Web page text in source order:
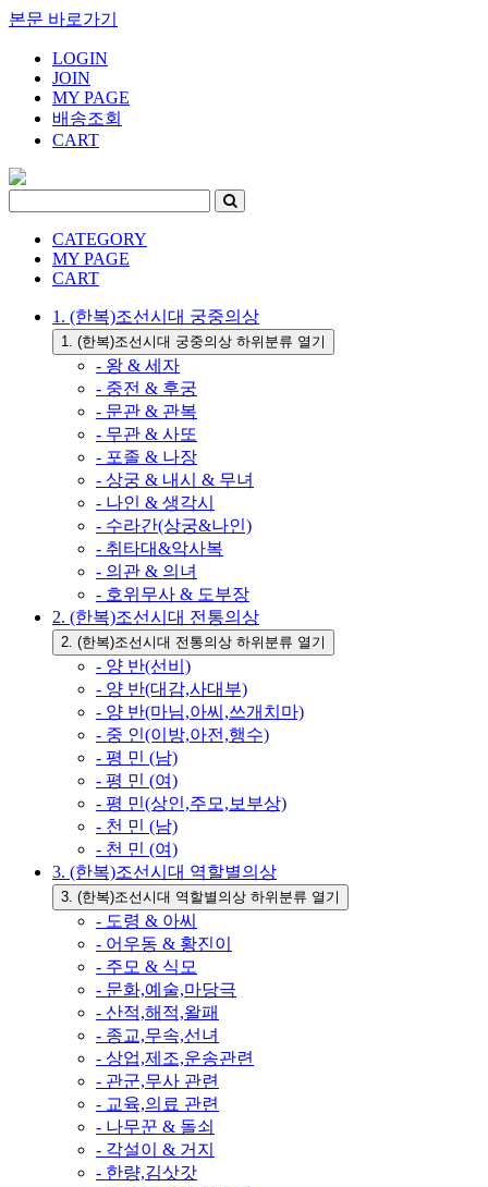
본문 바로가기
LOGIN
JOIN
MY PAGE
배송조회
CART
CATEGORY
MY PAGE
CART
1. (한복)조선시대 궁중의상
1. (한복)조선시대 궁중의상 하위분류 열기
- 왕 & 세자
- 중전 & 후궁
- 문관 & 관복
- 무관 & 사또
- 포졸 & 나장
- 상궁 & 내시 & 무녀
- 나인 & 생각시
- 수라간(상궁&나인)
- 취타대&악사복
- 의관 & 의녀
- 호위무사 & 도부장
2. (한복)조선시대 전통의상
2. (한복)조선시대 전통의상 하위분류 열기
- 양 반(선비)
- 양 반(대감,사대부)
- 양 반(마님,아씨,쓰개치마)
- 중 인(이방,아전,행수)
- 평 민 (남)
- 평 민 (여)
- 평 민(상인,주모,보부상)
- 천 민 (남)
- 천 민 (여)
3. (한복)조선시대 역할별의상
3. (한복)조선시대 역할별의상 하위분류 열기
- 도령 & 아씨
- 어우동 & 황진이
- 주모 & 식모
- 문화,예술,마당극
- 산적,해적,왈패
- 종교,무속,선녀
- 상업,제조,운송관련
- 관군,무사 관련
- 교육,의료 관련
- 나무꾼 & 돌쇠
- 각설이 & 거지
- 한량,김삿갓